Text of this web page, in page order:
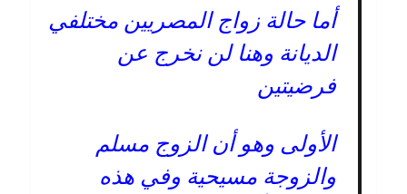
أما حالة زواج المصريين مختلفي
الديانة وهنا لن نخرج عن
فرضيتين
الأولى وهو أن الزوج مسلم
والزوجة مسيحية وفي هذه